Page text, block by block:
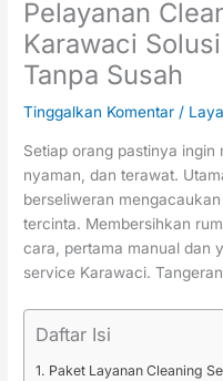
Pelayanan
Karawaci
Tanpa Susah
Tinggalkan Komentar /
Setiap orang pastinya ingin
nyaman, dan terawat.
berseliweran
tercinta. Membersihkan
cara, pertama manual dan
service Karawaci.
Daftar Isi
Paket Layanan Cleaning